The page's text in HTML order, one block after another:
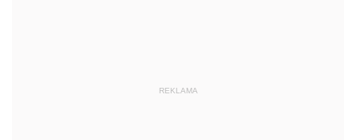
REKLAMA